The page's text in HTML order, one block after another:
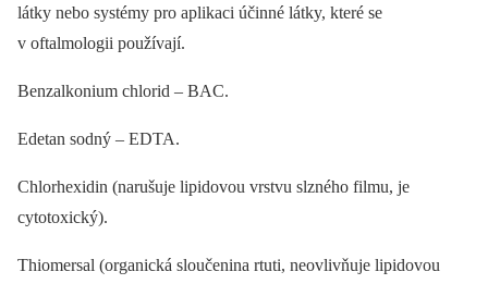
látky nebo systémy pro aplikaci účinné látky, které se
v oftalmologii používají.
Benzalkonium chlorid –⁠ BAC.
Edetan sodný –⁠ EDTA.
Chlorhexidin (narušuje lipidovou vrstvu slzného filmu, je
cytotoxický).
Thiomersal (organická sloučenina rtuti, neovlivňuje lipidovou